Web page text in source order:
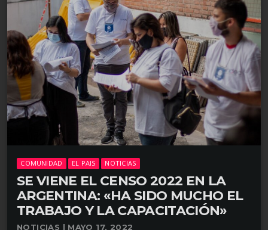
COMUNIDAD EL PAIS NOTICIAS
SE VIENE EL CENSO 2022 EN LA
ARGENTINA: «HA SIDO MUCHO EL
TRABAJO Y LA CAPACITACIÓN»
NOTICIAS | MAYO 17, 2022